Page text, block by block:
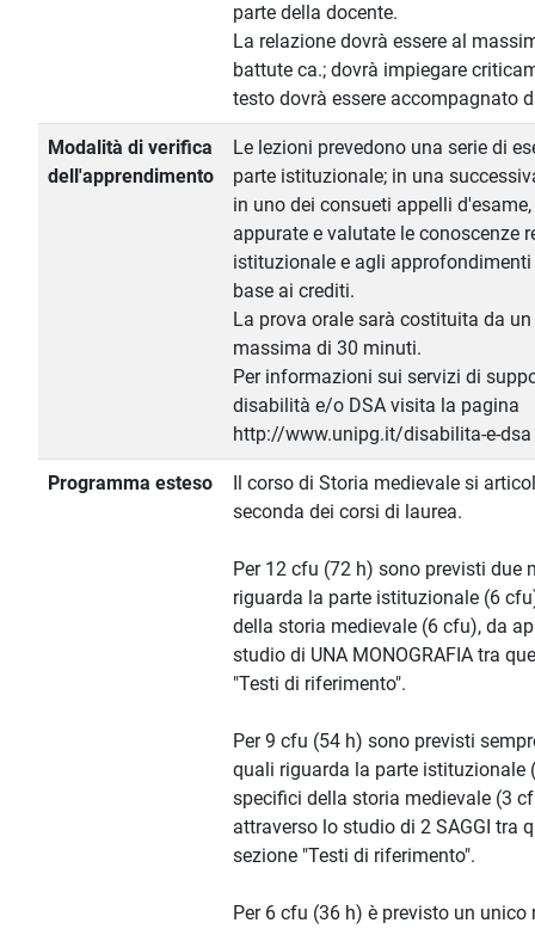
parte della docente.
La relazione dovrà essere al
battute ca.; dovrà impiegare
testo dovrà essere accompagnato
Modalità di verifica
dell'apprendimento
Le lezioni prevedono una serie di
parte istituzionale; in una
in uno dei consueti appelli
appurate e valutate le conoscenze
istituzionale e agli
base ai crediti.
La prova orale sarà costituita da
massima di 30 minuti.
Per informazioni sui servizi di
disabilità e/o DSA visita la pagina
http://www.unipg.it/disabilita-e-dsa
Programma esteso
Il corso di Storia medievale si
seconda dei corsi di laurea.
Per 12 cfu (72 h) sono previsti due
riguarda la parte istituzionale (6
della storia medievale (6 cfu), da
studio di UNA MONOGRAFIA tra
"Testi di riferimento".
Per 9 cfu (54 h) sono previsti
quali riguarda la parte istituzionale
specifici della storia medievale (3
attraverso lo studio di 2 SAGGI tra
sezione "Testi di riferimento".
Per 6 cfu (36 h) è previsto un